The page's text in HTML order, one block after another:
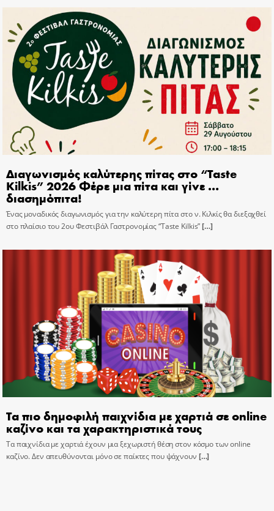
Διαγωνισμός καλύτερης πίτας στο “Taste
Kilkis” 2026 Φέρε μια πίτα και γίνε …
διασημόπιτα!
Ένας μοναδικός διαγωνισμός για την καλύτερη πίτα στο ν. Κιλκίς θα διεξαχθεί
στο πλαίσιο του 2ου Φεστιβάλ Γαστρονομίας “Taste Kilkis”[…]
Τα πιο δημοφιλή παιχνίδια με χαρτιά σε online
καζίνο και τα χαρακτηριστικά τους
Τα παιχνίδια με χαρτιά έχουν μια ξεχωριστή θέση στον κόσμο των online
καζίνο. Δεν απευθύνονται μόνο σε παίκτες που ψάχνουν […]